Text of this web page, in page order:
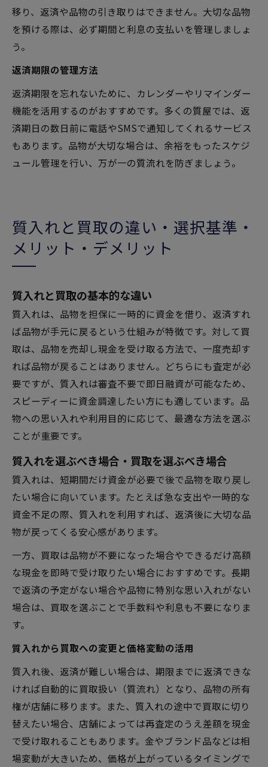
移り、返済や品物の引き取りはできません。大切な品物
を預ける際は、必ず期間と利息の支払いを管理しましょ
う。
返済期限の管理方法
返済期限を忘れないために、カレンダーやリマインダー
機能を活用するのがおすすめです。多くの質屋では、返
済期日の数日前に電話やSMSで通知してくれるサービス
もあります。品物が大切な場合は、余裕をもったスケジ
ュール管理を行い、万が一の質流れを防ぎましょう。
質入れと買取の違い・選択基準・
メリット・デメリット
質入れと買取の基本的な違い
質入れは、品物を担保に一時的に資金を借り、返済すれ
ば品物が手元に戻るという仕組みが特徴です。対して買
取は、品物を売却し現金を受け取る方法で、一度売却す
れば品物が戻ることはありません。どちらにも査定が必
要ですが、質入れは審査不要で即日融資が可能なため、
スピーディーに資金調達したい方にも適しています。品
物への思い入れや利用目的に応じて、最適な方法を選ぶ
ことが重要です。
質入れを選ぶべき場合・買取を選ぶべき場合
質入れは、短期間だけ資金が必要で後で品物を取り戻し
たい場合に向いています。たとえば急な支出や一時的な
資金不足の際、質入れを利用すれば、返済後に大切な品
物が戻ってくる安心感があります。
一方、買取は品物が不要になった場合やできるだけ高額
な現金を即時で受け取りたい場合におすすめです。長期
で返済の予定がない場合や品物に特別な思い入れがない
場合は、買取を選ぶことで手数料や利息も不要になりま
す。
質入れから買取への変更と価格変動の活用
質入れ後、返済が難しい場合は、期限までに返済できな
ければ自動的に買取扱い（質流れ）となり、品物の所有
権が店舗に移ります。また、質入れの途中で買取に切り
替えたい場合、店舗によっては再査定のうえ差額を現金
で受け取れることもあります。金やブランド品などは相
場変動が大きいため、価格が上がっているタイミングで